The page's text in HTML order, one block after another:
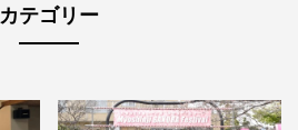
カテゴリー